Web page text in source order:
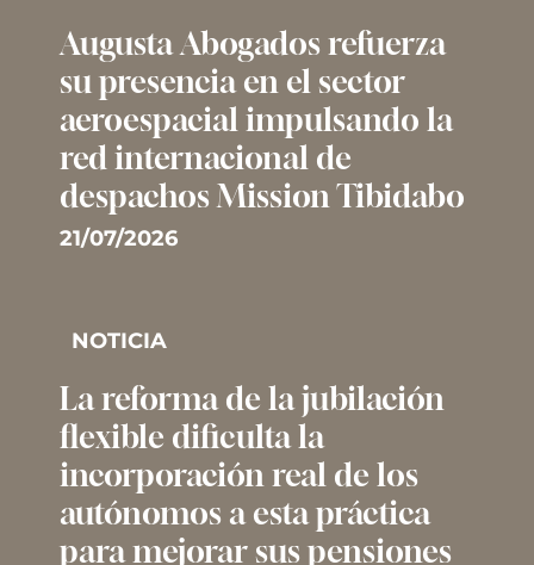
Augusta Abogados refuerza
su presencia en el sector
aeroespacial impulsando la
red internacional de
despachos Mission Tibidabo
21/07/2026
NOTICIA
La reforma de la jubilación
flexible dificulta la
incorporación real de los
autónomos a esta práctica
para mejorar sus pensiones